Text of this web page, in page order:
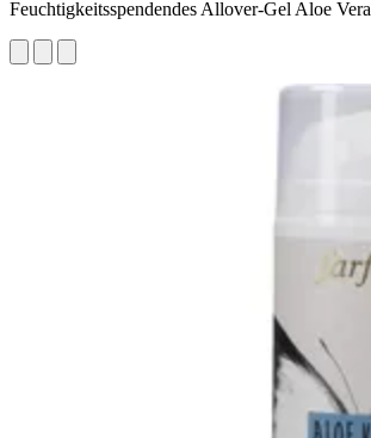
Feuchtigkeitsspendendes Allover-Gel Aloe Vera